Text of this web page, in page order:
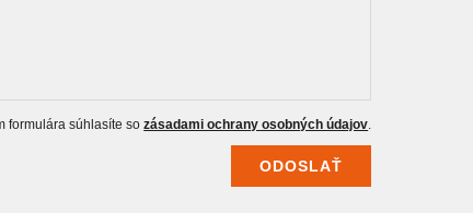
formulára súhlasíte sozásadami ochrany osobných údajov
ODOSLAŤ